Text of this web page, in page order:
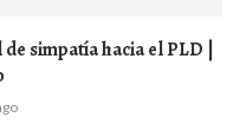
simpatía hacia el PLD |